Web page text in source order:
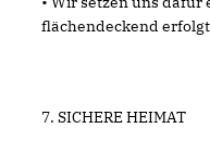
flächendeckend
7. SICHERE HEIMAT